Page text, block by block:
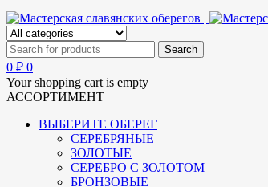
0 ₽ 0
Your shopping cart is empty
АССОРТИМЕНТ
ВЫБЕРИТЕ ОБЕРЕГ
СЕРЕБРЯНЫЕ
ЗОЛОТЫЕ
СЕРЕБРО С ЗОЛОТОМ
БРОНЗОВЫЕ